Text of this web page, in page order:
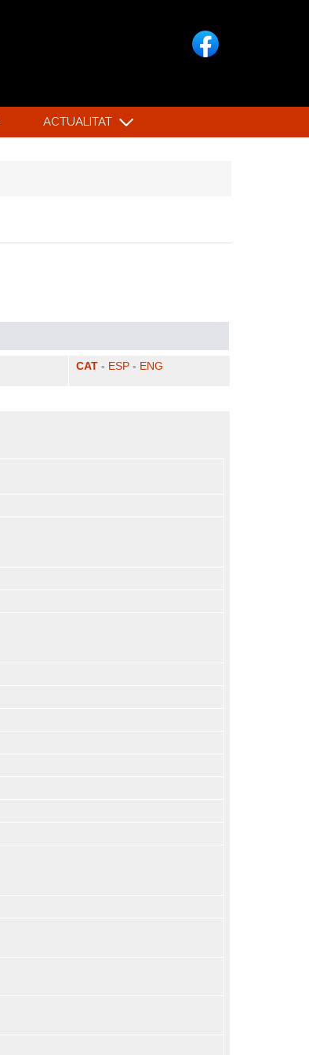
ACTUALITAT
CAT - ESP - ENG